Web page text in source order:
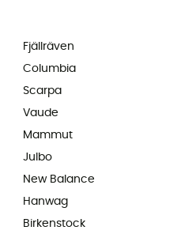
Fjällräven
Columbia
Scarpa
Vaude
Mammut
Julbo
New Balance
Hanwag
Birkenstock